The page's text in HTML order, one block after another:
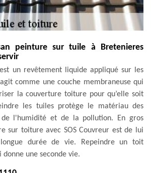
peinture sur tuile à Bretenieres
un revêtement liquide appliqué sur les
comme une couche membraneuse qui
la couverture toiture pour qu’elle soit
les tuiles protège le matériau des
de l'humidité et de la pollution. En gros
sur toiture avec SOS Couvreur est de lui
durée de vie. Repeindre un toit
une seconde vie.